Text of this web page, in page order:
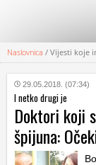
KATEGORIJE
HRVATSKI
WEB
Naslovnica / Vijesti koje
29.05.2018. (07:34)
I netko drugi je
Doktori koji
špijuna: